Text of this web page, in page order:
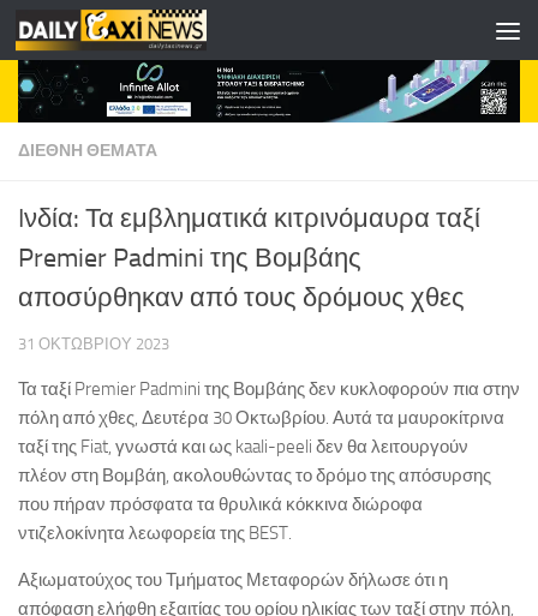
Skip to content
ΔΙΕΘΝΗ ΘΕΜΑΤΑ
Iνδία: Τα εμβληματικά κιτρινόμαυρα ταξί
Premier Padmini της Βομβάης
αποσύρθηκαν από τους δρόμους χθες
31 ΟΚΤΩΒΡΊΟΥ 2023
Τα ταξί Premier Padmini της Βομβάης δεν κυκλοφορούν πια στην
πόλη από χθες, Δευτέρα 30 Οκτωβρίου. Αυτά τα μαυροκίτρινα
ταξί της Fiat, γνωστά και ως kaali-peeli δεν θα λειτουργούν
πλέον στη Βομβάη, ακολουθώντας το δρόμο της απόσυρσης
που πήραν πρόσφατα τα θρυλικά κόκκινα διώροφα
ντιζελοκίνητα λεωφορεία της BEST.
Αξιωματούχος του Τμήματος Μεταφορών δήλωσε ότι η
απόφαση ελήφθη εξαιτίας του ορίου ηλικίας των ταξί στην πόλη,